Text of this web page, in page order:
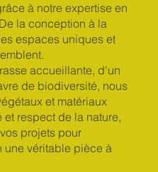
à notre expertise en
la conception à la
espaces uniques et
accueillante, d'un
de biodiversité, nous
et matériaux
respect de la nature,
projets pour
une véritable pièce à